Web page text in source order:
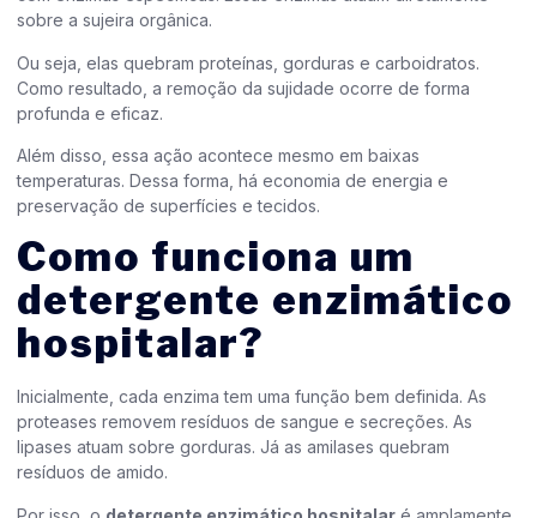
sobre a sujeira orgânica.
Ou seja, elas quebram proteínas, gorduras e carboidratos.
Como resultado, a remoção da sujidade ocorre de forma
profunda e eficaz.
Além disso, essa ação acontece mesmo em baixas
temperaturas. Dessa forma, há economia de energia e
preservação de superfícies e tecidos.
Como funciona um
detergente enzimático
hospitalar?
Inicialmente, cada enzima tem uma função bem definida. As
proteases removem resíduos de sangue e secreções. As
lipases atuam sobre gorduras. Já as amilases quebram
resíduos de amido.